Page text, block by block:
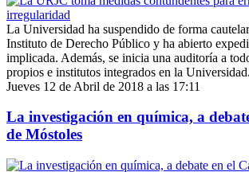
La Universidad ha suspendido de forma
Instituto de Derecho Público y ha abierto
implicada. Además, se inicia una auditoría a
propios e institutos integrados en la Universidad.
Jueves 12 de Abril de 2018 a las 17:11
La investigación en química, a
de Móstoles